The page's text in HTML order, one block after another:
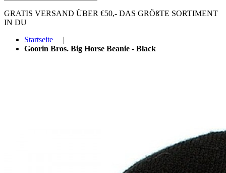
GRATIS VERSAND ÜBER €50,- DAS GRÖßTE SORTIMENT
IN DU
Startseite
|
Goorin Bros. Big Horse Beanie - Black